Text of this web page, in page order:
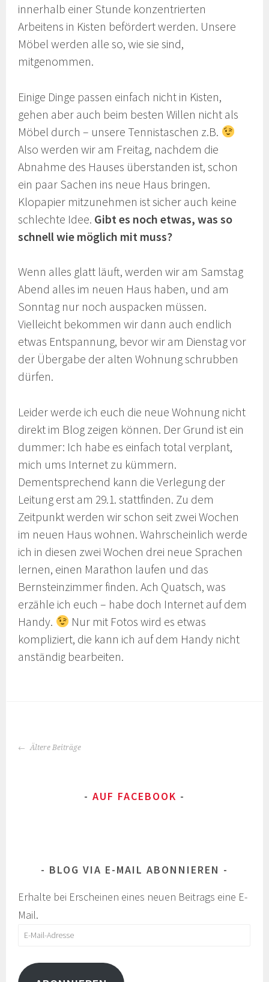
innerhalb einer Stunde konzentrierten
Arbeitens in Kisten befördert werden. Unsere
Möbel werden alle so, wie sie sind,
mitgenommen.
Einige Dinge passen einfach nicht in Kisten,
gehen aber auch beim besten Willen nicht als
Möbel durch – unsere Tennistaschen z.B.
Also werden wir am Freitag, nachdem die
Abnahme des Hauses überstanden ist, schon
ein paar Sachen ins neue Haus bringen.
Klopapier mitzunehmen ist sicher auch keine
schlechte Idee. Gibt es noch etwas, was so
schnell wie möglich mit muss?
Wenn alles glatt läuft, werden wir am Samstag
Abend alles im neuen Haus haben, und am
Sonntag nur noch auspacken müssen.
Vielleicht bekommen wir dann auch endlich
etwas Entspannung, bevor wir am Dienstag vor
der Übergabe der alten Wohnung schrubben
dürfen.
Leider werde ich euch die neue Wohnung nicht
direkt im Blog zeigen können. Der Grund ist ein
dummer: Ich habe es einfach total verplant,
mich ums Internet zu kümmern.
Dementsprechend kann die Verlegung der
Leitung erst am 29.1. stattfinden. Zu dem
Zeitpunkt werden wir schon seit zwei Wochen
im neuen Haus wohnen. Wahrscheinlich werde
ich in diesen zwei Wochen drei neue Sprachen
lernen, einen Marathon laufen und das
Bernsteinzimmer finden. Ach Quatsch, was
erzähle ich euch – habe doch Internet auf dem
Handy.
Nur mit Fotos wird es etwas
kompliziert, die kann ich auf dem Handy nicht
anständig bearbeiten.
BEITRAGS-
NAVIGATION
Ältere Beiträge
AUF FACEBOOK
BLOG VIA E-MAIL ABONNIEREN
Erhalte bei Erscheinen eines neuen Beitrags eine E-
Mail.
E-
Adresse